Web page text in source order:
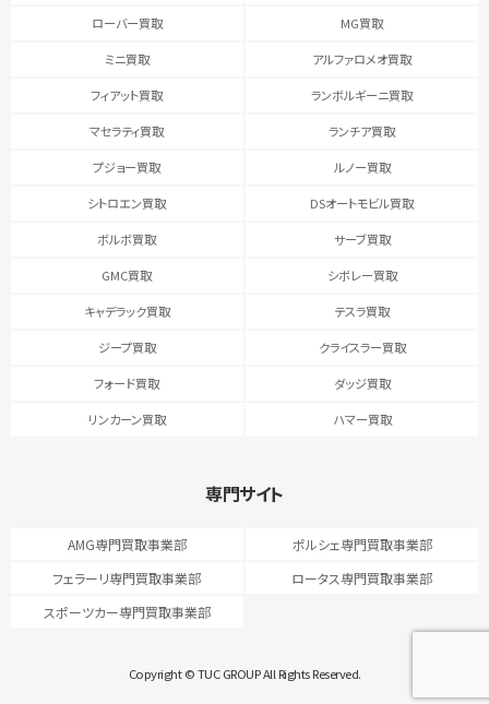
ローバー買取 MG買取
ミニ買取 アルファロメオ買取
フィアット買取 ランボルギーニ買取
マセラティ買取 ランチア買取
プジョー買取 ルノー買取
シトロエン買取 DSオートモビル買取
ボルボ買取 サーブ買取
GMC買取 シボレー買取
キャデラック買取 テスラ買取
ジープ買取 クライスラー買取
フォード買取 ダッジ買取
リンカーン買取 ハマー買取
専門サイト
AMG専門買取事業部
ポルシェ専門買取事業部
フェラーリ専門買取事業部
ロータス専門買取事業部
スポーツカー専門買取事業部
Copyright © TUC GROUP All Rights Reserved.